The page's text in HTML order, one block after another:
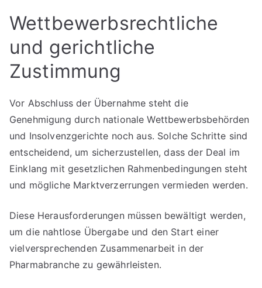
Wettbewerbsrechtliche
und gerichtliche
Zustimmung
Vor Abschluss der Übernahme steht die
Genehmigung durch nationale Wettbewerbsbehörden
und Insolvenzgerichte noch aus. Solche Schritte sind
entscheidend, um sicherzustellen, dass der Deal im
Einklang mit gesetzlichen Rahmenbedingungen steht
und mögliche Marktverzerrungen vermieden werden.
Diese Herausforderungen müssen bewältigt werden,
um die nahtlose Übergabe und den Start einer
vielversprechenden Zusammenarbeit in der
Pharmabranche zu gewährleisten.